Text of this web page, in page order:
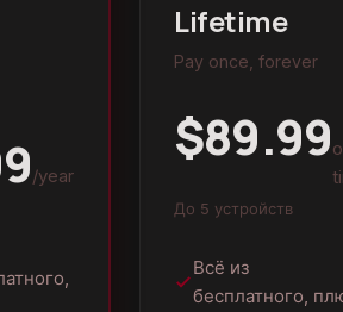
/year
Lifetime
Pay once, forever
$89.99
До 5 устройств
Всё из
бесплатного,